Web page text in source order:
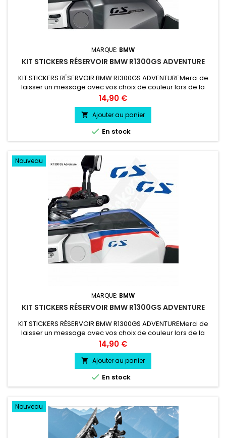
MARQUE: BMW
KIT STICKERS RÉSERVOIR BMW R1300GS ADVENTURE
KIT STICKERS RÉSERVOIR BMW R1300GS ADVENTUREMerci de
laisser un message avec vos choix de couleur lors de la
commande COULEUR AU CHOIX vinyle professionnel très
résistant résiste a l'eau, essence, chaleur, froid.
Prix
14,90 €
 Ajouter au panier
 En stock
Nouveau
MARQUE: BMW
KIT STICKERS RÉSERVOIR BMW R1300GS ADVENTURE
KIT STICKERS RÉSERVOIR BMW R1300GS ADVENTUREMerci de
laisser un message avec vos choix de couleur lors de la
commande COULEUR AU CHOIX vinyle professionnel très
résistant résiste a l'eau, essence, chaleur, froid.
Prix
14,90 €
 Ajouter au panier
 En stock
Nouveau